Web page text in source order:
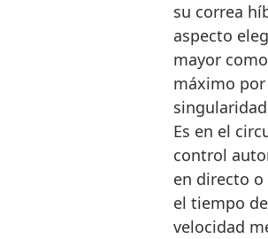
su correa
aspecto
mayor
máximo por
Es en el
control
en directo
el tiempo
velocidad